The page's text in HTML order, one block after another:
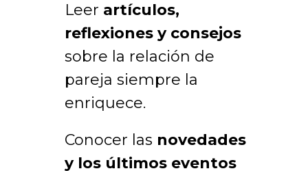
Leer artículos,
reflexiones y consejos
sobre la relación de
pareja siempre la
enriquece.
Conocer las novedades
y los últimos eventos